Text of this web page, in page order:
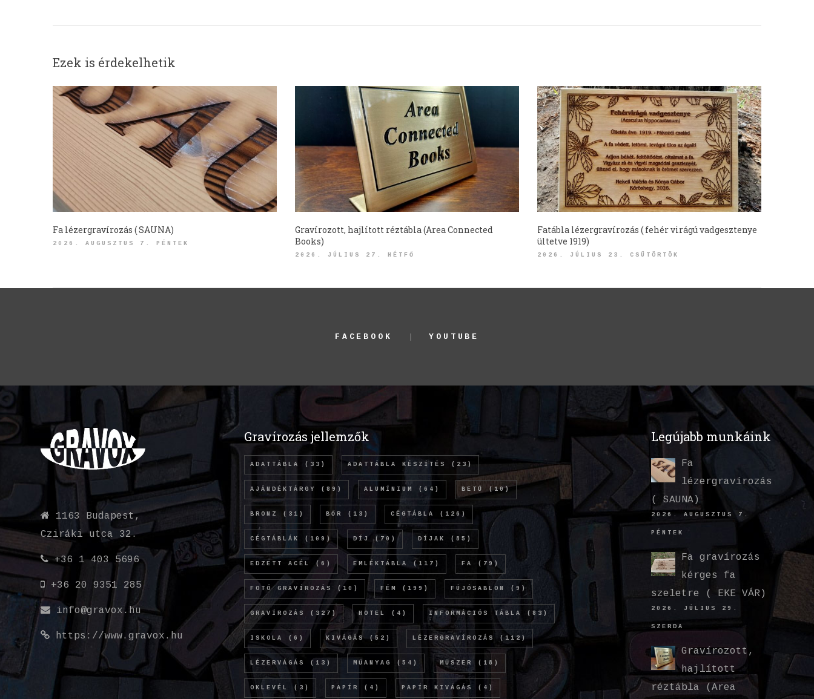
Ezek is érdekelhetik
Fa lézergravírozás ( SAUNA)
2026. AUGUSZTUS 7. PÉNTEK
Gravírozott, hajlított réztábla (Area Connected
Books)
2026. JÚLIUS 27. HÉTFŐ
Fatábla lézergravírozás ( fehér virágú vadgesztenye
ültetve 1919)
2026. JÚLIUS 23. CSÜTÖRTÖK
FACEBOOK YOUTUBE
1163 Budapest,
Cziráki utca 32.
+36 1 403 5696
+36 20 9351 285
info@gravox.hu
https://www.gravox.hu
Gravírozás jellemzők
ADATTÁBLA (33) ADATTÁBLA KÉSZÍTÉS (23)
AJÁNDÉKTÁRGY (89) ALUMÍNIUM (64) BETŰ (10)
BRONZ (31) BŐR (13) CÉGTÁBLA (126)
CÉGTÁBLÁK (109) DÍJ (70) DÍJAK (85)
EDZETT ACÉL (6) EMLÉKTÁBLA (117) FA (79)
FOTÓ GRAVÍROZÁS (10) FÉM (199) FÚJÓSABLON (9)
GRAVÍROZÁS (327) HOTEL (4) INFORMÁCIÓS TÁBLA (83)
ISKOLA (6) KIVÁGÁS(52) LÉZERGRAVÍROZÁS (112)
LÉZERVÁGÁS (13) MŰANYAG (54) MŰSZER (18)
OKLEVÉL (3) PAPÍR (4) PAPÍR KIVÁGÁS (4)
Legújabb munkáink
Fa
lézergravírozás
( SAUNA)
2026. AUGUSZTUS 7.
PÉNTEK
Fa gravírozás
kérges fa
szeletre ( EKE VÁR)
2026. JÚLIUS 29.
SZERDA
Gravírozott,
hajlított
réztábla (Area